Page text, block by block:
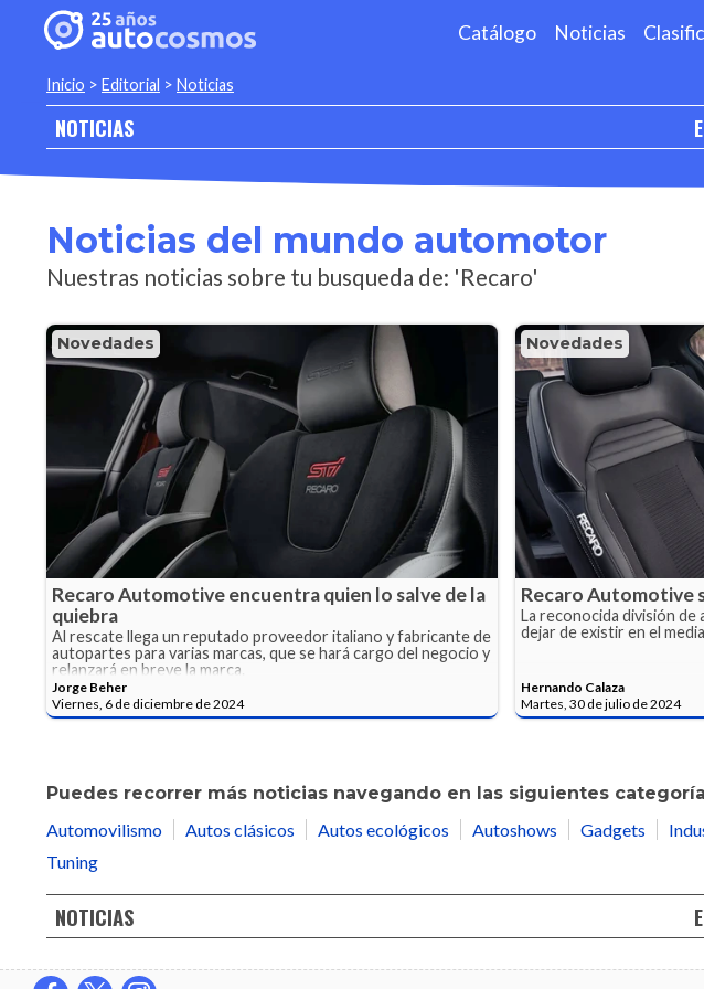
Catálogo Noticias
Inicio > Editorial > Noticias
NOTICIAS
Noticias del mundo automotor
Nuestras noticias sobre tu busqueda de: 'Recaro'
Novedades
Recaro Automotive encuentra quien lo salve de la
quiebra
Al rescate llega un reputado proveedor italiano y fabricante de
autopartes para varias marcas, que se hará cargo del negocio y
relanzará en breve la marca.
Jorge Beher
Viernes, 6 de diciembre de 2024
Novedades
Recaro Automotive
La reconocida división
dejar de existir en el
Hernando Calaza
Martes, 30 de julio de 2024
Puedes recorrer más noticias navegando en las siguientes
Automovilismo
Autos clásicos Autos ecológicos Autoshows Gadgets
Tuning
NOTICIAS